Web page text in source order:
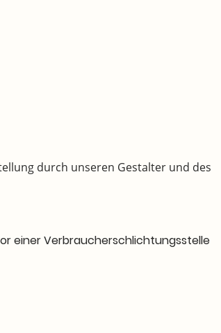
durch unseren Gestalter und des
einer Verbraucherschlichtungsstelle